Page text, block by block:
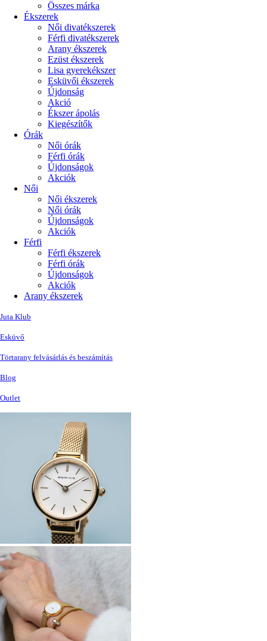
Összes márka
Ékszerek
Női divatékszerek
Férfi divatékszerek
Arany ékszerek
Ezüst ékszerek
Lisa gyerekékszer
Esküvői ékszerek
Újdonság
Akció
Ékszer ápolás
Kiegészítők
Órák
Női órák
Férfi órák
Újdonságok
Akciók
Női
Női ékszerek
Női órák
Újdonságok
Akciók
Férfi
Férfi ékszerek
Férfi órák
Újdonságok
Akciók
Arany ékszerek
Juta Klub
Esküvő
Törtarany felvásárlás és beszámítás
Blog
Outlet